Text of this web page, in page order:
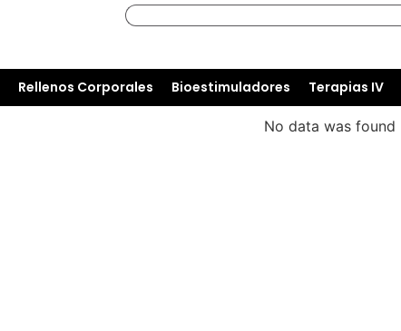
Rellenos Corporales Bioestimuladores Terapias IV
No data was found